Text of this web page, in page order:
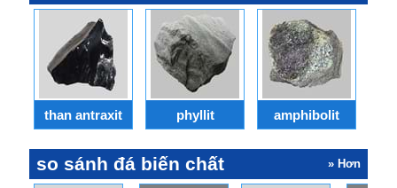
than antraxit phyllit amphibolit
so sánh đá biến chất » Hơn